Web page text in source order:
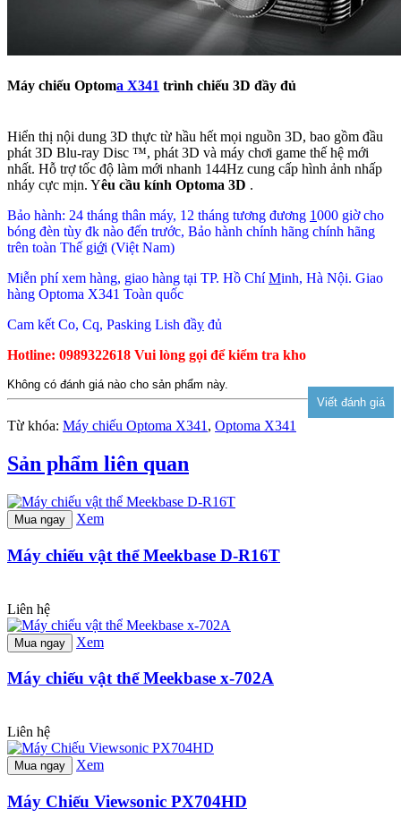
Máy chiếu Optoma X341 trình chiếu 3D đầy đủ
Hiển thị nội dung 3D thực từ hầu hết mọi nguồn 3D, bao gồm đầu
phát 3D Blu-ray Disc ™, phát 3D và máy chơi game thế hệ mới
nhất. Hỗ trợ tốc độ làm mới nhanh 144Hz cung cấp hình ảnh nhấp
nháy cực mịn. Yêu cầu kính Optoma 3D .
Bảo hành: 24 tháng thân máy, 12 tháng tương đương 1000 giờ cho
bóng đèn tùy đk nào đến trước, Bảo hành chính hãng chính hãng
trên toàn Thế giới (Việt Nam)
Miễn phí xem hàng, giao hàng tại TP. Hồ ChíMinh, Hà Nội. Giao
hàng Optoma X341 Toàn quốc
Cam kết Co, Cq, Pasking Lish đầy đủ
Hotline: 0989322618 Vui lòng gọi để kiểm tra kho
Không có đánh giá nào cho sản phẩm này.
Từ khóa: Máy chiếu Optoma X341 , Optoma X341
Sản phẩm liên quan
Mua ngay Xem
Máy chiếu vật thể Meekbase D-R16T
Liên hệ
Mua ngay Xem
Máy chiếu vật thể Meekbase x-702A
Liên hệ
Mua ngay Xem
Máy Chiếu Viewsonic PX704HD